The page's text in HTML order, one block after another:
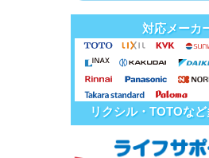
対応メーカ
リクシル・TOTOなど